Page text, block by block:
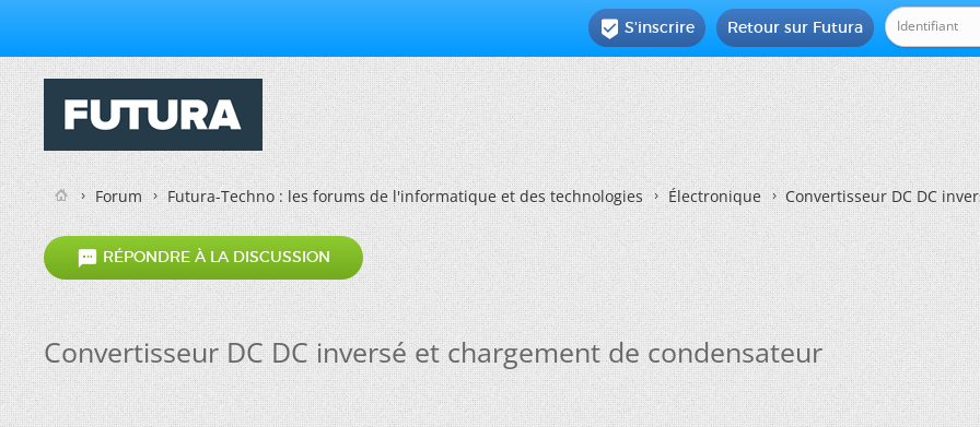
Retour sur Futura
 S'inscrire
Forum Futura-Techno : les forums de l'informatique et des technologies Électronique Convertisseur DC DC
 RÉPONDRE À LA DISCUSSION
Convertisseur DC DC inversé et chargement de condensateur